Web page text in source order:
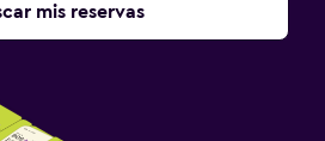
mis reservas